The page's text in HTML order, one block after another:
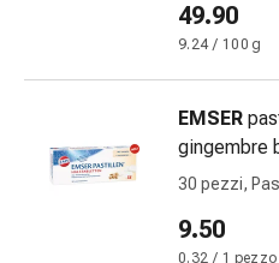
orecchie
Gocce
oculari
degli
occhi
Bende
49.90
9.24 / 100 g
EMSER
gingembre
30 pezzi,
9.50
0.32 / 1 pezzo